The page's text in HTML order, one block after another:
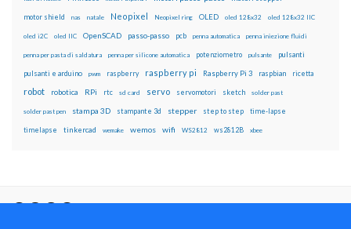
motor shield nas natale Neopixel Neopixel ring OLED oled 128x32 oled 128x32 IIC
oled i2C oled IIC OpenSCAD passo-passo pcb penna automatica penna iniezione fluidi
penna per pasta di saldatura penna per silicone automatica potenziometro pulsante pulsanti
pulsanti e arduino pwm raspberry raspberry pi Raspberry Pi 3 raspbian ricetta
robot robotica RPi rtc sd card servo servomotori sketch solder past
solder past pen stampa 3D stampante 3d stepper step to step time-lapse
timelapse tinkercad wemake wemos wifi WS2812 ws2812B xbee